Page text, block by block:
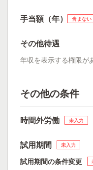
手当額（年） 含まない
その他待遇
年収を表示する権限が
その他の条件
時間外労働 未入力
試用期間 未入力
試用期間の条件変更